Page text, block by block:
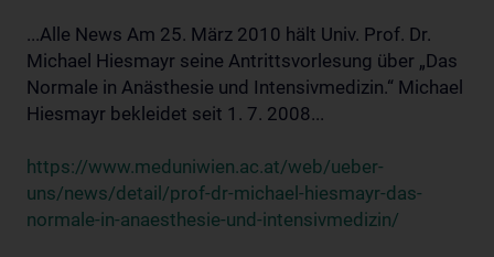
...Alle News Am 25. März 2010 hält Univ. Prof. Dr.
Michael Hiesmayr seine Antrittsvorlesung über „Das
Normale in Anästhesie und Intensivmedizin.“ Michael
Hiesmayr bekleidet seit 1. 7. 2008...
https://www.meduniwien.ac.at/web/ueber-
uns/news/detail/prof-dr-michael-hiesmayr-das-
normale-in-anaesthesie-und-intensivmedizin/